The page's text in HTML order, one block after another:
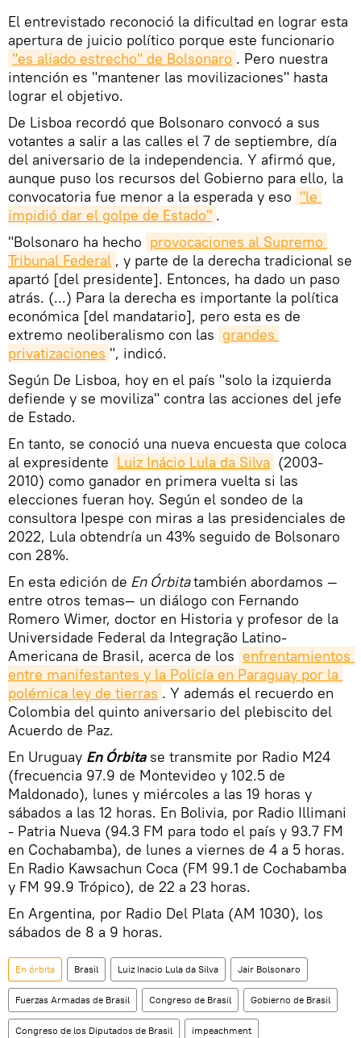
El entrevistado reconoció la dificultad en lograr esta
apertura de juicio político porque este funcionario
"es aliado estrecho" de Bolsonaro . Pero nuestra
intención es "mantener las movilizaciones" hasta
lograr el objetivo.
De Lisboa recordó que Bolsonaro convocó a sus
votantes a salir a las calles el 7 de septiembre, día
del aniversario de la independencia. Y afirmó que,
aunque puso los recursos del Gobierno para ello, la
convocatoria fue menor a la esperada y eso "le
impidió dar el golpe de Estado" .
"Bolsonaro ha hecho provocaciones al Supremo
Tribunal Federal , y parte de la derecha tradicional se
apartó [del presidente]. Entonces, ha dado un paso
atrás. (...) Para la derecha es importante la política
económica [del mandatario], pero esta es de
extremo neoliberalismo con las grandes
privatizaciones ", indicó.
Según De Lisboa, hoy en el país "solo la izquierda
defiende y se moviliza" contra las acciones del jefe
de Estado.
En tanto, se conoció una nueva encuesta que coloca
al expresidente Luiz Inácio Lula da Silva (2003-
2010) como ganador en primera vuelta si las
elecciones fueran hoy. Según el sondeo de la
consultora Ipespe con miras a las presidenciales de
2022, Lula obtendría un 43% seguido de Bolsonaro
con 28%.
En esta edición de En Órbitatambién abordamos —
entre otros temas— un diálogo con Fernando
Romero Wimer, doctor en Historia y profesor de la
Universidade Federal da Integração Latino-
Americana de Brasil, acerca de los enfrentamientos
entre manifestantes y la Policía en Paraguay por la
polémica ley de tierras . Y además el recuerdo en
Colombia del quinto aniversario del plebiscito del
Acuerdo de Paz.
En Uruguay En Órbitase transmite por Radio M24
(frecuencia 97.9 de Montevideo y 102.5 de
Maldonado), lunes y miércoles a las 19 horas y
sábados a las 12 horas. En Bolivia, por Radio Illimani
- Patria Nueva (94.3 FM para todo el país y 93.7 FM
en Cochabamba), de lunes a viernes de 4 a 5 horas.
En Radio Kawsachun Coca (FM 99.1 de Cochabamba
y FM 99.9 Trópico), de 22 a 23 horas.
En Argentina, por Radio Del Plata (AM 1030), los
sábados de 8 a 9 horas.
En órbita Brasil Luiz Inacio Lula da Silva Jair Bolsonaro
Fuerzas Armadas de Brasil Congreso de Brasil Gobierno de Brasil
Congreso de los Diputados de Brasil impeachment